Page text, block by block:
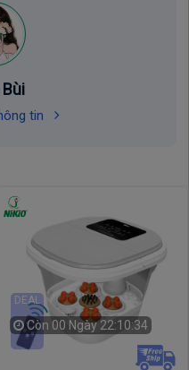
tin
DEAL
Còn 00 Ngày 22:10:33